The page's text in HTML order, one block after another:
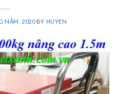
NĂM, 2020BY HUYEN